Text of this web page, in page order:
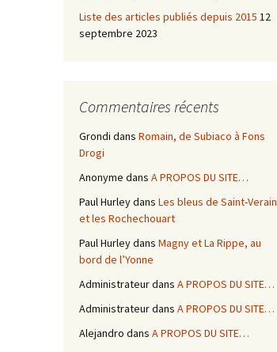
Liste des articles publiés depuis 2015 12
septembre 2023
Commentaires récents
Grondi dans Romain, de Subiaco à Fons
Drogi
Anonyme dans A PROPOS DU SITE…
Paul Hurleydans Les bleus de Saint-Verain
et les Rochechouart
Paul Hurleydans Magny et La Rippe, au
bord de l’Yonne
Administrateurdans A PROPOS DU SITE…
Administrateurdans A PROPOS DU SITE…
Alejandro dans A PROPOS DU SITE…